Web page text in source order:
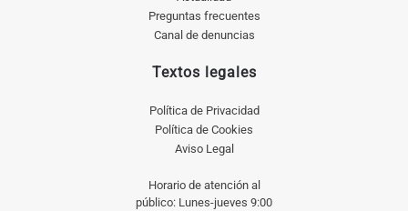
Preguntas frecuentes
Canal de denuncias
Textos legales
Política de Privacidad
Política de Cookies
Aviso Legal
Horario de atención al
público: Lunes-jueves 9:00